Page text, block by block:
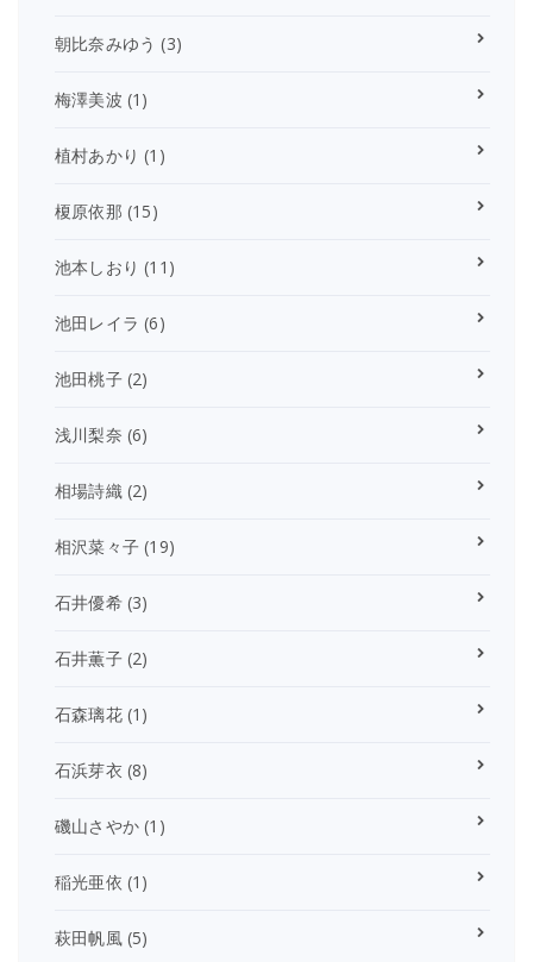
朝比奈みゆう (3)
梅澤美波 (1)
植村あかり (1)
榎原依那 (15)
池本しおり (11)
池田レイラ (6)
池田桃子(2)
浅川梨奈 (6)
相場詩織 (2)
相沢菜々子 (19)
石井優希(3)
石井薫子(2)
石森璃花(1)
石浜芽衣 (8)
磯山さやか (1)
稲光亜依 (1)
萩田帆風(5)